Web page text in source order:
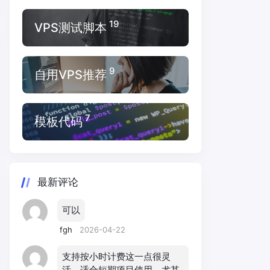
VPS测试脚本 19
自用VPS推荐 9
模板代码 7
最新评论
可以
fgh 2026-04-22
支持按小时计费这一点很灵